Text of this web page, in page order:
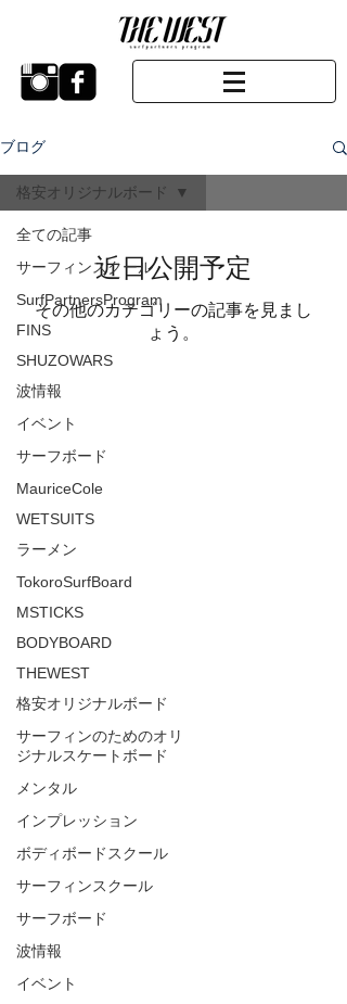
ブログ
全ての記事
サーフィンスクール
SurfPartnersProgram
FINS
SHUZOWARS
波情報
イベント
サーフボード
MauriceCole
WETSUITS
ラーメン
TokoroSurfBoard
MSTICKS
BODYBOARD
THEWEST
格安オリジナルボード
サーフィンのためのオリ
ジナルスケートボード
メンタル
インプレッション
ボディボードスクール
サーフィンスクール
サーフボード
波情報
イベント
格安オリジナルボード
近日公開予定
その他のカテゴリーの記事を見まし
ょう。